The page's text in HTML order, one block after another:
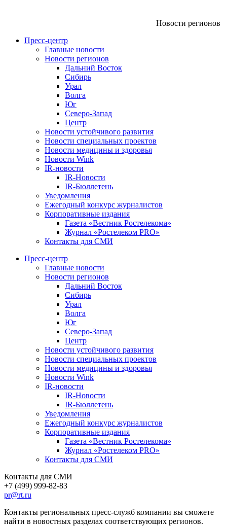
Новости регионов
Пресс-центр
Главные новости
Новости регионов
Дальний Восток
Сибирь
Урал
Волга
Юг
Северо-Запад
Центр
Новости устойчивого развития
Новости специальных проектов
Новости медицины и здоровья
Новости Wink
IR-новости
IR-Новости
IR-Бюллетень
Уведомления
Ежегодный конкурс журналистов
Корпоративные издания
Газета «Вестник Ростелекома»
Журнал «Ростелеком PRO»
Контакты для СМИ
Пресс-центр
Главные новости
Новости регионов
Дальний Восток
Сибирь
Урал
Волга
Юг
Северо-Запад
Центр
Новости устойчивого развития
Новости специальных проектов
Новости медицины и здоровья
Новости Wink
IR-новости
IR-Новости
IR-Бюллетень
Уведомления
Ежегодный конкурс журналистов
Корпоративные издания
Газета «Вестник Ростелекома»
Журнал «Ростелеком PRO»
Контакты для СМИ
Контакты для СМИ
+7 (499) 999-82-83
pr@rt.ru
Контакты региональных пресс-служб компании вы сможете
найти в новостных разделах соответствующих регионов.